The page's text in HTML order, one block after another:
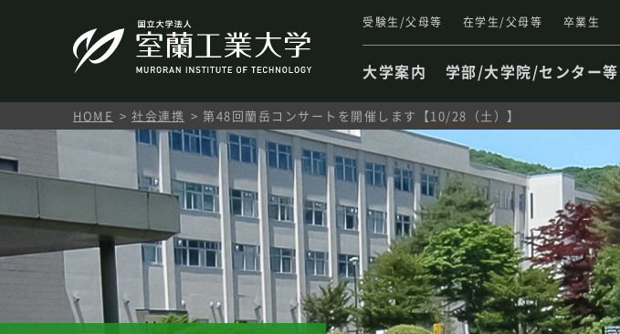
受験生/父母等 在学生/父母等 卒業生
大学案内 学部/大学院/センター等
HOME 社会連携 第48回蘭岳コンサートを開催します【10/28（土）】